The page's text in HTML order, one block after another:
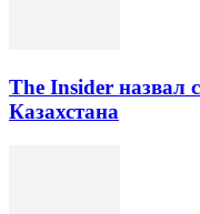
The Insider назвал
Казахстана